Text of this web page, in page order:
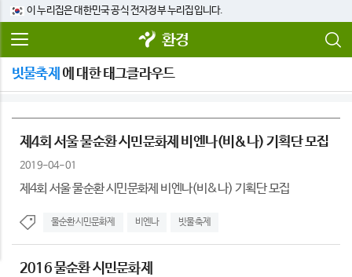
이 누리집은 대한민국 공식 전자정부 누리집입니다.
환경
빗물축제 에 대한 태그클라우드
제4회 서울 물순환 시민문화제 비엔나(비&나) 기획단 모집
2019-04-01
제4회 서울 물순환 시민문화제 비엔나(비&나) 기획단 모집
물순환시민문화제 비엔나 빗물축제
2016 물순환 시민문화제